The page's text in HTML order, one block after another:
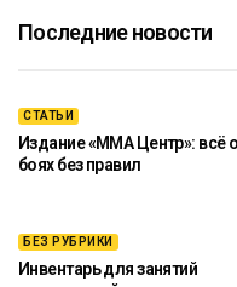
Последние новости
СТАТЬИ
Издание «ММА Центр»: всё о
боях без правил
БЕЗ РУБРИКИ
Инвентарь для занятий